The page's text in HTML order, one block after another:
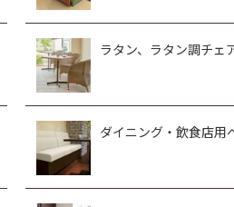
ラタン、ラタン調チェ
ダイニング・飲食店用